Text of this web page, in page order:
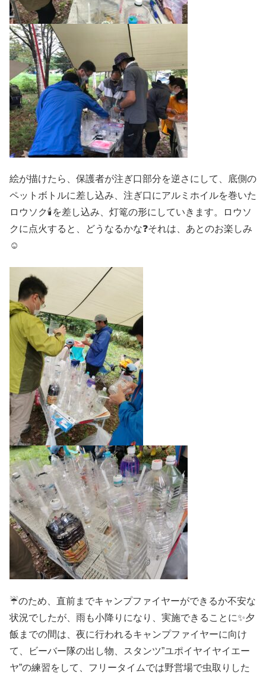
絵が描けたら、保護者が注ぎ口部分を逆さにして、底側の
ペットボトルに差し込み、注ぎ口にアルミホイルを巻いた
ロウソク🕯を差し込み、灯篭の形にしていきます。ロウソ
クに点火すると、どうなるかな❓それは、あとのお楽しみ
☺
☔のため、直前までキャンプファイヤーができるか不安な
状況でしたが、雨も小降りになり、実施できることに✨夕
飯までの間は、夜に行われるキャンプファイヤーに向け
て、ビーバー隊の出し物、スタンツ”ユポイヤイヤイエー
ヤ”の練習をして、フリータイムでは野営場で虫取りした